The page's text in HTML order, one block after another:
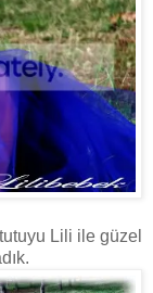
Lili ile güzel